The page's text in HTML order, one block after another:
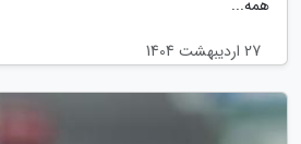
همه...
27 اردیبهشت 1404